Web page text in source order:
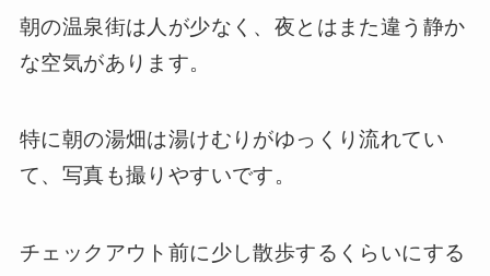
朝の温泉街は人が少なく、夜とはまた違う静か
な空気があります。
特に朝の湯畑は湯けむりがゆっくり流れてい
て、写真も撮りやすいです。
チェックアウト前に少し散歩するくらいにする